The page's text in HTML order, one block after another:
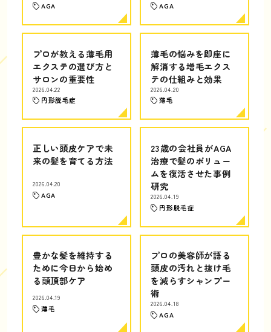
AGA AGA
プロが教える薄毛用
エクステの選び方と
サロンの重要性
2026.04.22
円形脱毛症
薄毛の悩みを即座に
解消する増毛エクス
テの仕組みと効果
2026.04.20
薄毛
正しい頭皮ケアで未
来の髪を育てる方法
2026.04.20
AGA
23歳の会社員がAGA
治療で髪のボリュー
ムを復活させた事例
研究
2026.04.19
円形脱毛症
豊かな髪を維持する
ために今日から始め
る頭頂部ケア
2026.04.19
薄毛
プロの美容師が語る
頭皮の汚れと抜け毛
を減らすシャンプー
術
2026.04.18
AGA